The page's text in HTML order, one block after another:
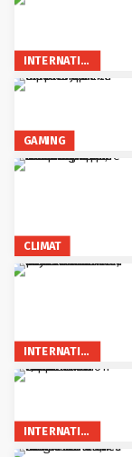
INTERNATIONAL
GAMING
CLIMAT
INTERNATIONAL
INTERNATIONAL